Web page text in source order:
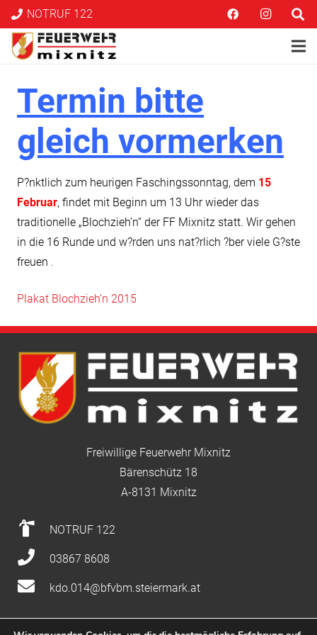
NOTRUF 122
Termin bitte
gleich vormerken
P?nktlich zum heurigen Faschingssonntag, dem 15
Februar, findet mit Beginn um 13 Uhr wieder das
traditionelle „Blochzieh’n“ der FF Mixnitz statt. Wir gehen
in die 16 Runde und w?rden uns nat?rlich ?ber viele G?ste
freuen .
Plakat Blochzieh’n 2015
Freiwillige Feuerwehr Mixnitz
Bärenschütz 18
A-8131 Mixnitz
NOTRUF 122
03867 8608
kdo.014@bfvbm.steiermark.at